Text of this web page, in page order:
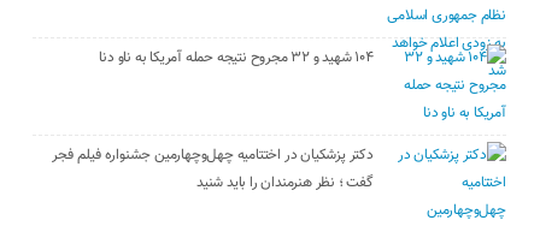
۱۰۴ شهید و ۳۲ مجروح نتیجه حمله آمریکا به ناو دنا
دکتر پزشکیان در اختتامیه چهل‌وچهارمین جشنواره فیلم فجر
گفت ؛ نظر هنرمندان را باید شنید